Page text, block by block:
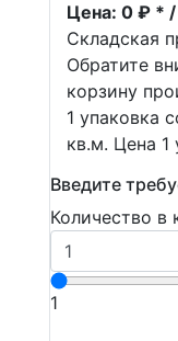
Цена: 0 ₽ *
Складская
Обратите
корзину
1 упаковка
кв.м. Цена 1
Введите
Количество в
1